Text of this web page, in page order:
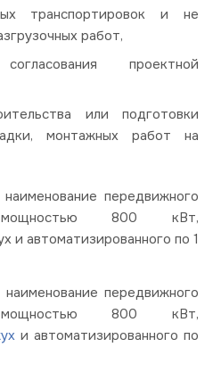
транспортировок и не
работ,
проектной
или подготовки
монтажных работ на
передвижного
мощностью 800 кВт,
и автоматизированного по 1
передвижного
мощностью 800 кВт,
и автоматизированного по